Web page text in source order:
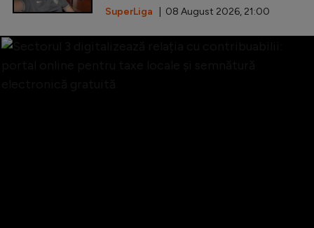
SuperLiga | 08 August 2026, 21:00